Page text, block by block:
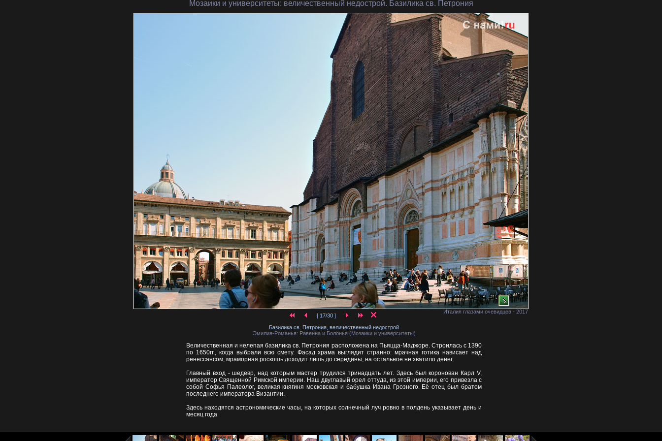
Мозаики и университеты: величественный недострой. Базилика св. Петрония
Италия глазами очевидцев - 2017
[ 17/30 ]
Базилика св. Петрония, величественный недострой
Эмилия-Романья: Равенна и Болонья (Мозаики и университеты)
Величественная и нелепая базилика св. Петрония расположена на Пьяцца-Маджоре. Строилась с 1390
по 1650гг., когда выбрали всю смету. Фасад храма выглядит странно: мрачная готика нависает над
ренессансом, мраморная роскошь доходит лишь до середины, на остальное не хватило денег.
Главный вход - шедевр, над которым мастер трудился тринадцать лет. Здесь был коронован Карл V,
император Священной Римской империи. Наш двуглавый орел оттуда, из этой империи, его привезла с
собой Софья Палеолог, великая княгиня московская и бабушка Ивана Грозного. Её отец был братом
последнего императора Византии.
Здесь находятся астрономические часы, на которых солнечный луч ровно в полдень указывает день и
месяц года